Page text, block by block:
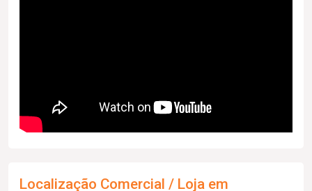
Localização Comercial / Loja em